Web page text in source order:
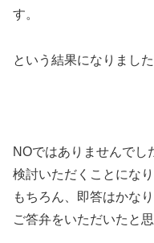
す。
という結果になりました
NOではありませんで
検討いただくことになり
もちろん、即答はかな
ご答弁をいただいたと思